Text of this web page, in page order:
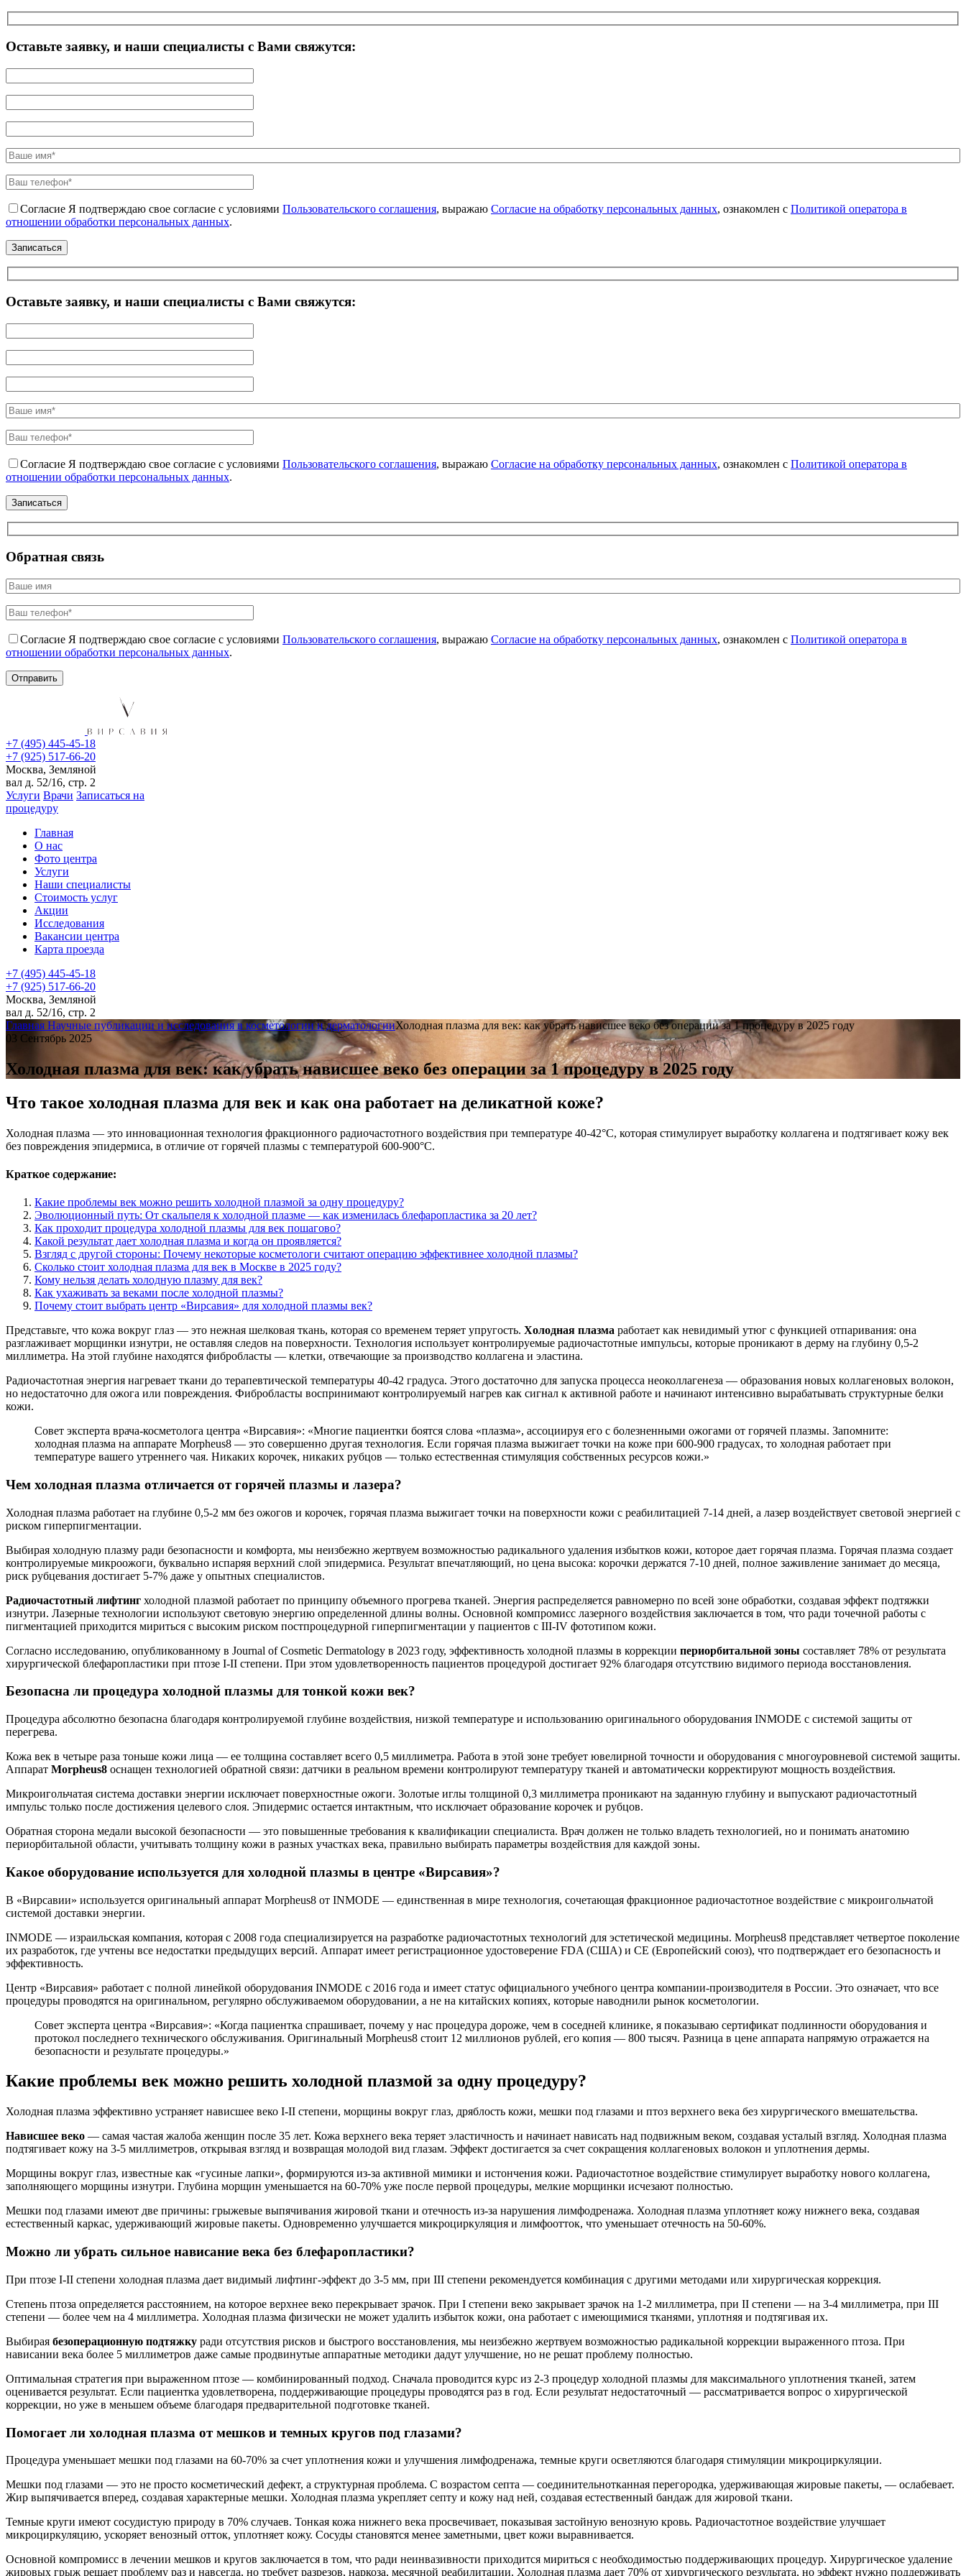
Оставьте заявку, и наши специалисты с Вами свяжутся:
Согласие Я подтверждаю свое согласие с условиями Пользовательского соглашения, выражаю Согласие на обработку персональных данных, ознакомлен с Политикой оператора в
отношении обработки персональных данных.
Оставьте заявку, и наши специалисты с Вами свяжутся:
Согласие Я подтверждаю свое согласие с условиями Пользовательского соглашения, выражаю Согласие на обработку персональных данных, ознакомлен с Политикой оператора в
отношении обработки персональных данных.
Обратная связь
Согласие Я подтверждаю свое согласие с условиями Пользовательского соглашения, выражаю Согласие на обработку персональных данных, ознакомлен с Политикой оператора в
отношении обработки персональных данных.
+7 (495) 445-45-18
+7 (925) 517-66-20
Москва, Земляной
вал д. 52/16, стр. 2
Услуги Врачи Записаться на
процедуру
Главная
О нас
Фото центра
Услуги
Наши специалисты
Стоимость услуг
Акции
Исследования
Вакансии центра
Карта проезда
+7 (495) 445-45-18
+7 (925) 517-66-20
Москва, Земляной
вал д. 52/16, стр. 2
Главная Научные публикации и исследования в косметологии и дерматологииХолодная плазма для век: как убрать нависшее веко без операции за 1 процедуру в 2025 году
03 Сентябрь 2025
Холодная плазма для век: как убрать нависшее веко без операции за 1 процедуру в 2025 году
Что такое холодная плазма для век и как она работает на деликатной коже?
Холодная плазма — это инновационная технология фракционного радиочастотного воздействия при температуре 40-42°С, которая стимулирует выработку коллагена и подтягивает кожу век
без повреждения эпидермиса, в отличие от горячей плазмы с температурой 600-900°С.
Краткое содержание:
Какие проблемы век можно решить холодной плазмой за одну процедуру?
Эволюционный путь: От скальпеля к холодной плазме — как изменилась блефаропластика за 20 лет?
Как проходит процедура холодной плазмы для век пошагово?
Какой результат дает холодная плазма и когда он проявляется?
Взгляд с другой стороны: Почему некоторые косметологи считают операцию эффективнее холодной плазмы?
Сколько стоит холодная плазма для век в Москве в 2025 году?
Кому нельзя делать холодную плазму для век?
Как ухаживать за веками после холодной плазмы?
Почему стоит выбрать центр «Вирсавия» для холодной плазмы век?
Представьте, что кожа вокруг глаз — это нежная шелковая ткань, которая со временем теряет упругость. Холодная плазма работает как невидимый утюг с функцией отпаривания: она
разглаживает морщинки изнутри, не оставляя следов на поверхности. Технология использует контролируемые радиочастотные импульсы, которые проникают в дерму на глубину 0,5-2
миллиметра. На этой глубине находятся фибробласты — клетки, отвечающие за производство коллагена и эластина.
Радиочастотная энергия нагревает ткани до терапевтической температуры 40-42 градуса. Этого достаточно для запуска процесса неоколлагенеза — образования новых коллагеновых волокон,
но недостаточно для ожога или повреждения. Фибробласты воспринимают контролируемый нагрев как сигнал к активной работе и начинают интенсивно вырабатывать структурные белки
кожи.
Совет эксперта врача-косметолога центра «Вирсавия»: «Многие пациентки боятся слова «плазма», ассоциируя его с болезненными ожогами от горячей плазмы. Запомните:
холодная плазма на аппарате Morpheus8 — это совершенно другая технология. Если горячая плазма выжигает точки на коже при 600-900 градусах, то холодная работает при
температуре вашего утреннего чая. Никаких корочек, никаких рубцов — только естественная стимуляция собственных ресурсов кожи.»
Чем холодная плазма отличается от горячей плазмы и лазера?
Холодная плазма работает на глубине 0,5-2 мм без ожогов и корочек, горячая плазма выжигает точки на поверхности кожи с реабилитацией 7-14 дней, а лазер воздействует световой энергией с
риском гиперпигментации.
Выбирая холодную плазму ради безопасности и комфорта, мы неизбежно жертвуем возможностью радикального удаления избытков кожи, которое дает горячая плазма. Горячая плазма создает
контролируемые микроожоги, буквально испаряя верхний слой эпидермиса. Результат впечатляющий, но цена высока: корочки держатся 7-10 дней, полное заживление занимает до месяца,
риск рубцевания достигает 5-7% даже у опытных специалистов.
Радиочастотный лифтинг холодной плазмой работает по принципу объемного прогрева тканей. Энергия распределяется равномерно по всей зоне обработки, создавая эффект подтяжки
изнутри. Лазерные технологии используют световую энергию определенной длины волны. Основной компромисс лазерного воздействия заключается в том, что ради точечной работы с
пигментацией приходится мириться с высоким риском постпроцедурной гиперпигментации у пациентов с III-IV фототипом кожи.
Согласно исследованию, опубликованному в Journal of Cosmetic Dermatology в 2023 году, эффективность холодной плазмы в коррекции периорбитальной зоны составляет 78% от результата
хирургической блефаропластики при птозе I-II степени. При этом удовлетворенность пациентов процедурой достигает 92% благодаря отсутствию видимого периода восстановления.
Безопасна ли процедура холодной плазмы для тонкой кожи век?
Процедура абсолютно безопасна благодаря контролируемой глубине воздействия, низкой температуре и использованию оригинального оборудования INMODE с системой защиты от
перегрева.
Кожа век в четыре раза тоньше кожи лица — ее толщина составляет всего 0,5 миллиметра. Работа в этой зоне требует ювелирной точности и оборудования с многоуровневой системой защиты.
Аппарат Morpheus8 оснащен технологией обратной связи: датчики в реальном времени контролируют температуру тканей и автоматически корректируют мощность воздействия.
Микроигольчатая система доставки энергии исключает поверхностные ожоги. Золотые иглы толщиной 0,3 миллиметра проникают на заданную глубину и выпускают радиочастотный
импульс только после достижения целевого слоя. Эпидермис остается интактным, что исключает образование корочек и рубцов.
Обратная сторона медали высокой безопасности — это повышенные требования к квалификации специалиста. Врач должен не только владеть технологией, но и понимать анатомию
периорбитальной области, учитывать толщину кожи в разных участках века, правильно выбирать параметры воздействия для каждой зоны.
Какое оборудование используется для холодной плазмы в центре «Вирсавия»?
В «Вирсавии» используется оригинальный аппарат Morpheus8 от INMODE — единственная в мире технология, сочетающая фракционное радиочастотное воздействие с микроигольчатой
системой доставки энергии.
INMODE — израильская компания, которая с 2008 года специализируется на разработке радиочастотных технологий для эстетической медицины. Morpheus8 представляет четвертое поколение
их разработок, где учтены все недостатки предыдущих версий. Аппарат имеет регистрационное удостоверение FDA (США) и CE (Европейский союз), что подтверждает его безопасность и
эффективность.
Центр «Вирсавия» работает с полной линейкой оборудования INMODE с 2016 года и имеет статус официального учебного центра компании-производителя в России. Это означает, что все
процедуры проводятся на оригинальном, регулярно обслуживаемом оборудовании, а не на китайских копиях, которые наводнили рынок косметологии.
Совет эксперта центра «Вирсавия»: «Когда пациентка спрашивает, почему у нас процедура дороже, чем в соседней клинике, я показываю сертификат подлинности оборудования и
протокол последнего технического обслуживания. Оригинальный Morpheus8 стоит 12 миллионов рублей, его копия — 800 тысяч. Разница в цене аппарата напрямую отражается на
безопасности и результате процедуры.»
Какие проблемы век можно решить холодной плазмой за одну процедуру?
Холодная плазма эффективно устраняет нависшее веко I-II степени, морщины вокруг глаз, дряблость кожи, мешки под глазами и птоз верхнего века без хирургического вмешательства.
Нависшее веко — самая частая жалоба женщин после 35 лет. Кожа верхнего века теряет эластичность и начинает нависать над подвижным веком, создавая усталый взгляд. Холодная плазма
подтягивает кожу на 3-5 миллиметров, открывая взгляд и возвращая молодой вид глазам. Эффект достигается за счет сокращения коллагеновых волокон и уплотнения дермы.
Морщины вокруг глаз, известные как «гусиные лапки», формируются из-за активной мимики и истончения кожи. Радиочастотное воздействие стимулирует выработку нового коллагена,
заполняющего морщины изнутри. Глубина морщин уменьшается на 60-70% уже после первой процедуры, мелкие морщинки исчезают полностью.
Мешки под глазами имеют две причины: грыжевые выпячивания жировой ткани и отечность из-за нарушения лимфодренажа. Холодная плазма уплотняет кожу нижнего века, создавая
естественный каркас, удерживающий жировые пакеты. Одновременно улучшается микроциркуляция и лимфоотток, что уменьшает отечность на 50-60%.
Можно ли убрать сильное нависание века без блефаропластики?
При птозе I-II степени холодная плазма дает видимый лифтинг-эффект до 3-5 мм, при III степени рекомендуется комбинация с другими методами или хирургическая коррекция.
Степень птоза определяется расстоянием, на которое верхнее веко перекрывает зрачок. При I степени веко закрывает зрачок на 1-2 миллиметра, при II степени — на 3-4 миллиметра, при III
степени — более чем на 4 миллиметра. Холодная плазма физически не может удалить избыток кожи, она работает с имеющимися тканями, уплотняя и подтягивая их.
Выбирая безоперационную подтяжку ради отсутствия рисков и быстрого восстановления, мы неизбежно жертвуем возможностью радикальной коррекции выраженного птоза. При
нависании века более 5 миллиметров даже самые продвинутые аппаратные методики дадут улучшение, но не решат проблему полностью.
Оптимальная стратегия при выраженном птозе — комбинированный подход. Сначала проводится курс из 2-3 процедур холодной плазмы для максимального уплотнения тканей, затем
оценивается результат. Если пациентка удовлетворена, поддерживающие процедуры проводятся раз в год. Если результат недостаточный — рассматривается вопрос о хирургической
коррекции, но уже в меньшем объеме благодаря предварительной подготовке тканей.
Помогает ли холодная плазма от мешков и темных кругов под глазами?
Процедура уменьшает мешки под глазами на 60-70% за счет уплотнения кожи и улучшения лимфодренажа, темные круги осветляются благодаря стимуляции микроциркуляции.
Мешки под глазами — это не просто косметический дефект, а структурная проблема. С возрастом септа — соединительнотканная перегородка, удерживающая жировые пакеты, — ослабевает.
Жир выпячивается вперед, создавая характерные мешки. Холодная плазма укрепляет септу и кожу над ней, создавая естественный бандаж для жировой ткани.
Темные круги имеют сосудистую природу в 70% случаев. Тонкая кожа нижнего века просвечивает, показывая застойную венозную кровь. Радиочастотное воздействие улучшает
микроциркуляцию, ускоряет венозный отток, уплотняет кожу. Сосуды становятся менее заметными, цвет кожи выравнивается.
Основной компромисс в лечении мешков и кругов заключается в том, что ради неинвазивности приходится мириться с необходимостью поддерживающих процедур. Хирургическое удаление
жировых грыж решает проблему раз и навсегда, но требует разрезов, наркоза, месячной реабилитации. Холодная плазма дает 70% от хирургического результата, но эффект нужно поддерживать